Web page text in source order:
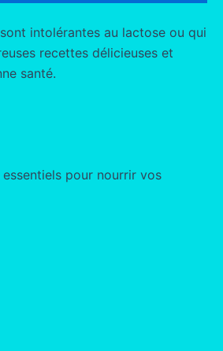
intolérantes au lactose ou qui
recettes délicieuses et
santé.
pour nourrir vos